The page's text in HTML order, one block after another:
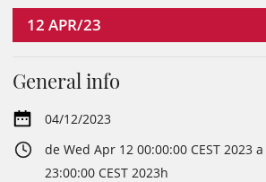
12 APR/23
General info
04/12/2023
de Wed Apr 12 00:00:00 CEST 2023
23:00:00 CEST 2023h